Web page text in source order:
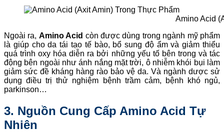
Amino Acid
Ngoài ra, Amino Acid còn được dùng trong ngành mỹ phẩm
là giúp cho da tái tạo tế bào, bổ sung độ ẩm và giảm thiểu
quá trình oxy hóa diễn ra bởi những yếu tố bên trong và tác
động bên ngoài như ánh nắng mặt trời, ô nhiễm khói bụi làm
giảm sức đề kháng hàng rào bảo vệ da. Và ngành dược sử
dụng điều trị thử nghiệm bệnh trầm cảm, bệnh khó ngủ,
parkinson…
3. Nguồn Cung Cấp Amino Acid Tự
Nhiên